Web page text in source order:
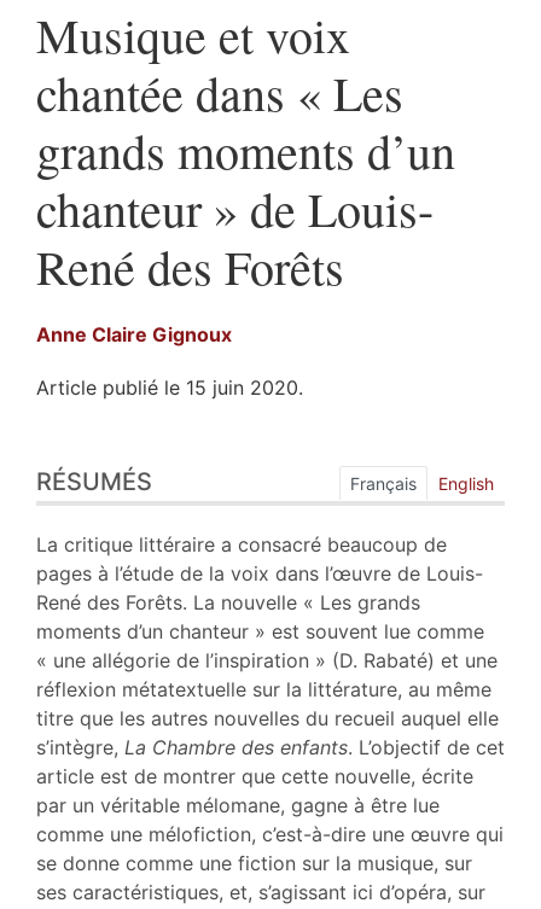
Musique et voix
chantée dans « Les
grands moments d’un
chanteur » de Louis-
René des Forêts
Anne Claire Gignoux
Article publié le 15 juin 2020.
Index
Plan
Texte
Bibliographie
Notes
Citer cet article
Auteur
RÉSUMÉS Français English
La critique littéraire a consacré beaucoup de
pages à l’étude de la voix dans l’œuvre de Louis-
René des Forêts. La nouvelle « Les grands
moments d’un chanteur » est souvent lue comme
« une allégorie de l’inspiration » (D. Rabaté) et une
réflexion métatextuelle sur la littérature, au même
titre que les autres nouvelles du recueil auquel elle
s’intègre, La Chambre des enfants. L’objectif de cet
article est de montrer que cette nouvelle, écrite
par un véritable mélomane, gagne à être lue
comme une mélofiction, c’est-à-dire une œuvre qui
se donne comme une fiction sur la musique, sur
ses caractéristiques, et, s’agissant ici d’opéra, sur